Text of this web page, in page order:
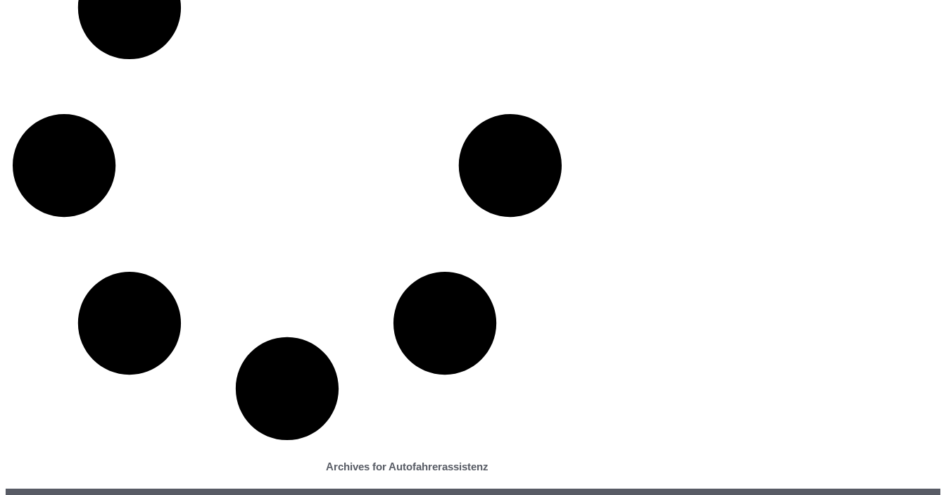
Archives for Autofahrerassistenz